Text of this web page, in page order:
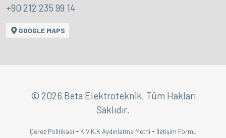
+90 212 235 99 14
GOOGLE MAPS
© 2026 Beta Elektroteknik, Tüm Hakları
Saklıdır.
Çerez Politikası - K.V.K.K Aydınlatma Metni - İletişim Formu